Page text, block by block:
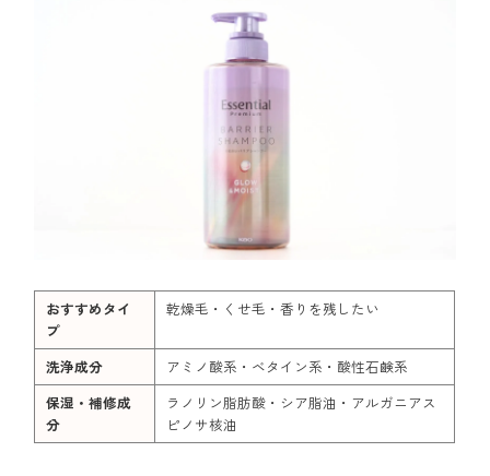
おすすめタイ
プ
乾燥毛・くせ毛・香りを残したい
洗浄成分
アミノ酸系・ベタイン系・酸性石鹸系
保湿・補修成
分
ラノリン脂肪酸・シア脂油・アルガニアス
ピノサ核油